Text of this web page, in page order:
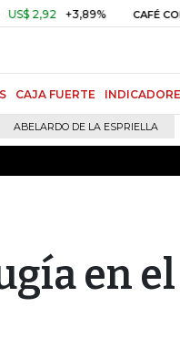
+3,89% CAFÉ
CAJA FUERTE
ABELARDO DE LA ESPRIELLA
en